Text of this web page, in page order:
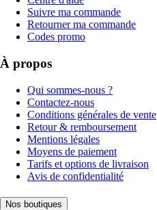
Suivre ma commande
Retourner ma commande
Codes promo
À propos
Qui sommes-nous ?
Contactez-nous
Conditions générales de vente
Retour & remboursement
Mentions légales
Moyens de paiement
Tarifs et options de livraison
Avis de confidentialité
Nos boutiques